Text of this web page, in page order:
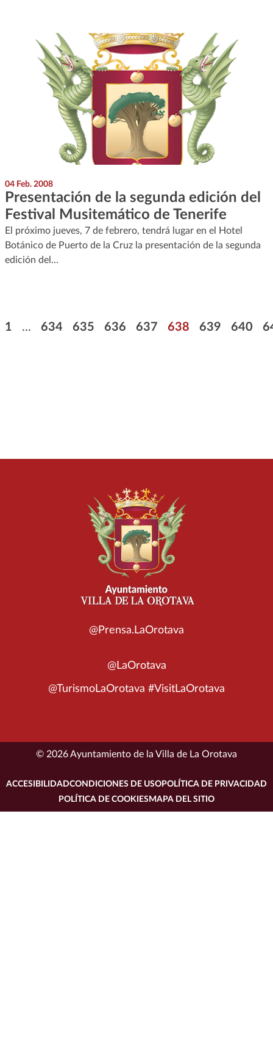
04 Feb. 2008
Presentación de la segunda edición del
Festival Musitemático de Tenerife
El próximo jueves, 7 de febrero, tendrá lugar en el Hotel
Botánico de Puerto de la Cruz la presentación de la segunda
edición del…
Paginación
Primera página
1 ... Página
634 Página
635 Página
636 Página
637 Página
638 Página
639 Página
640
@Prensa.LaOrotava
@LaOrotava
@TurismoLaOrotava #VisitLaOrotava
© 2026 Ayuntamiento de la Villa de La Orotava
ACCESIBILIDADCONDICIONES DE USO POLÍTICA DE PRIVACIDAD
POLÍTICA DE COOKIESMAPA DEL SITIO